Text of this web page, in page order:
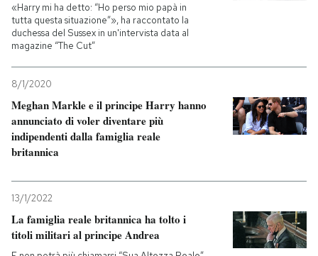
«Harry mi ha detto: “Ho perso mio papà in
tutta questa situazione”», ha raccontato la
duchessa del Sussex in un'intervista data al
magazine “The Cut”
8/1/2020
Meghan Markle e il principe Harry hanno
annunciato di voler diventare più
indipendenti dalla famiglia reale
britannica
13/1/2022
La famiglia reale britannica ha tolto i
titoli militari al principe Andrea